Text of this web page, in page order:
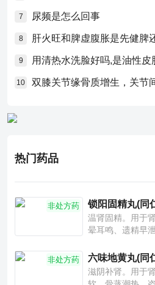
7 尿频是怎么回事
8 肝火旺和脾虚腹胀是先健脾
9 用清热水洗脸好吗,是油性皮
10 双膝关节缘骨质增生，关节
热门药品
非处方药 锁阳固精丸(同
温肾固精。用于
晕耳鸣、遗精早泄
非处方药 六味地黄丸(同
滋阴补肾。用于